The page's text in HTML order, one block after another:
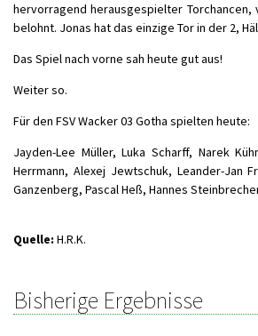
hervorragend herausgespielter
belohnt. Jonas hat das einzige Tor in der 2,
Das Spiel nach vorne sah heute gut aus!
Weiter so.
Für den FSV Wacker 03 Gotha spielten heute:
Jayden-Lee Müller, Luka Scharff, Narek
Herrmann, Alexej Jewtschuk, Leander-Jan
Ganzenberg, Pascal Heß, Hannes
Quelle: H.R.K.
Bisherige Ergebnisse